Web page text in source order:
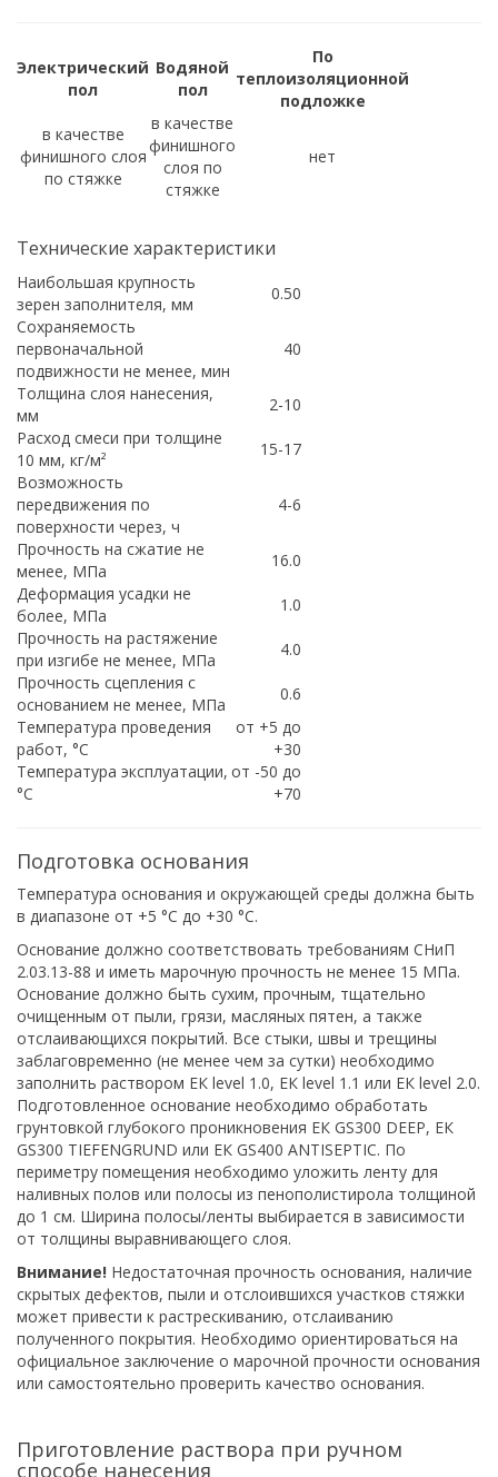
Электрический
пол
Водяной
пол
По
теплоизоляционной
подложке
в качестве
финишного слоя
по стяжке
в качестве
финишного
слоя по
стяжке
нет
Технические характеристики
Наибольшая крупность
зерен заполнителя, мм
0.50
Сохраняемость
первоначальной
подвижности не менее, мин
40
Толщина слоя нанесения,
мм
2-10
Расход смеси при толщине
10 мм, кг/м²
15-17
Возможность
передвижения по
поверхности через, ч
4-6
Прочность на сжатие не
менее, МПа
16.0
Деформация усадки не
более, МПа
1.0
Прочность на растяжение
при изгибе не менее, МПа
4.0
Прочность сцепления с
основанием не менее, МПа
0.6
Температура проведения
работ, °С
от +5 до
+30
Температура эксплуатации,
°С
от -50 до
+70
Подготовка основания
Температура основания и окружающей среды должна быть
в диапазоне от +5 °С до +30 °С.
Основание должно соответствовать требованиям СНиП
2.03.13-88 и иметь марочную прочность не менее 15 МПа.
Основание должно быть сухим, прочным, тщательно
очищенным от пыли, грязи, масляных пятен, а также
отслаивающихся покрытий. Все стыки, швы и трещины
заблаговременно (не менее чем за сутки) необходимо
заполнить раствором ЕК level 1.0, ЕК level 1.1 или ЕК level 2.0.
Подготовленное основание необходимо обработать
грунтовкой глубокого проникновения ЕК GS300 DEEP, ЕК
GS300 TIEFENGRUND или ЕК GS400 ANTISEPTIC. По
периметру помещения необходимо уложить ленту для
наливных полов или полосы из пенополистирола толщиной
до 1 см. Ширина полосы/ленты выбирается в зависимости
от толщины выравнивающего слоя.
Внимание! Недостаточная прочность основания, наличие
скрытых дефектов, пыли и отслоившихся участков стяжки
может привести к растрескиванию, отслаиванию
полученного покрытия. Необходимо ориентироваться на
официальное заключение о марочной прочности основания
или самостоятельно проверить качество основания.
Приготовление раствора при ручном
способе нанесения